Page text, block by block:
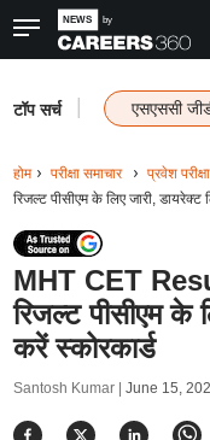
टॉप सर्च एसएससी
होम परीक्षा समाचार प्रवेश
रिजल्ट पीसीएम के लिए जारी,
MHT CET
रिजल्ट पीसीएम के
करें स्कोरकार्ड
Santosh Kumar | June 15,